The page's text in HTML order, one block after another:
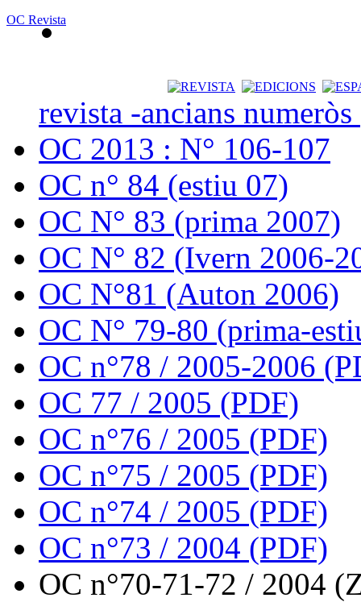
OC Revista
revista -ancians
OC 2013 : N° 106-107
OC n° 84 (estiu 07)
OC N° 83 (prima 2007)
OC N° 82 (Ivern 2006-
OC N°81 (Auton 2006)
OC N° 79-80 (prima-
OC n°78 / 2005-2006
OC 77 / 2005 (PDF)
OC n°76 / 2005 (PDF)
OC n°75 / 2005 (PDF)
OC n°74 / 2005 (PDF)
OC n°73 / 2004 (PDF)
OC n°70-71-72 / 2004